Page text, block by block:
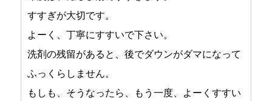
すすぎが大切です。
よーく、丁寧にすすいで下さい。
洗剤の残留があると、後でダウンがダマになって
ふっくらしません。
もしも、そうなったら、もう一度、よーくすすい